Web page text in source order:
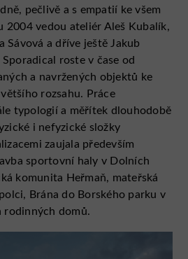
pečlivě a s empatií ke všem
2004 vedou ateliér Aleš Kubalík,
Sávová a dříve ještě Jakub
roste v čase od
a navržených objektů ke
rozsahu. Práce
typologií a měřítek dlouhodobě
i nefyzické složky
zaujala především
sportovní haly v Dolních
komunita Heřmaň, mateřská
Brána do Borského parku v
rodinných domů.